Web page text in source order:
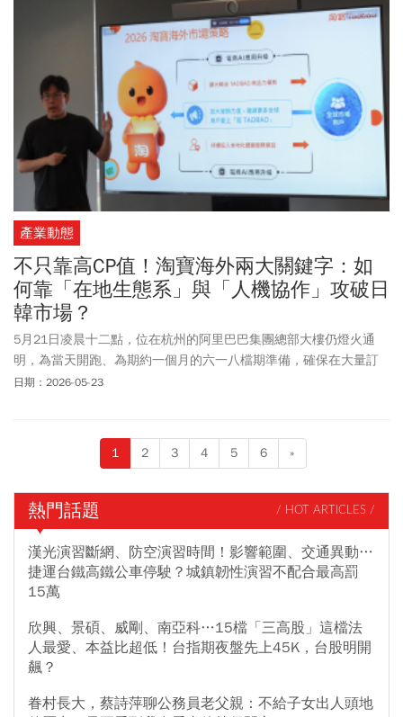
產業動態
不只靠高CP值！淘寶海外兩大關鍵字：如
何靠「在地生態系」與「人機協作」攻破日
韓市場？
5月21日凌晨十二點，位在杭州的阿里巴巴集團總部大樓仍燈火通
明，為當天開跑、為期約一個月的六一八檔期準備，確保在大量訂
單湧入時系統平台操作一切正常，淘寶天貓海外事業群總經理葉劍
日期：2026-05-23
1 2 3 4 5 6 »
熱門話題 / HOT ARTICLES /
漢光演習斷網、防空演習時間！影響範圍、交通異動…
捷運台鐵高鐵公車停駛？城鎮韌性演習不配合最高罰
15萬
欣興、景碩、威剛、南亞科…15檔「三高股」這檔法
人最愛、本益比超低！台指期夜盤先上45K，台股明開
飆？
眷村長大，蔡詩萍聊公務員老父親：不給子女出人頭地